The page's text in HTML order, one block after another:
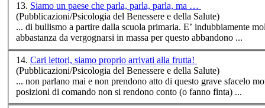
13. Siamo un paese che parla, parla, parla, ma …
(Pubblicazioni/Psicologia del Benessere e della Salute)
... di bullismo a partire dalla scuola
abbastanza da vergognarsi in massa per questo abbandono ...
14. Cari lettori, siamo proprio arrivati alla frutta!
(Pubblicazioni/Psicologia del Benessere e della Salute)
... non parlano mai e non prendono atto di questo grave sfacelo
posizioni di comando non si rendono conto (o fanno finta) ...